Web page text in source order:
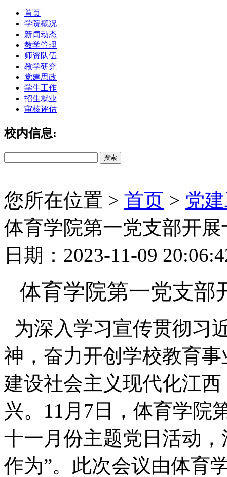
首页
学院概况
新闻动态
教学管理
师资队伍
教学研究
党建思政
学生工作
招生就业
审核评估
校内信息:
您所在位置 > 首页 > 党
体育学院第一党支部开
日期：2023-11-09
体育学院第一党支部
为深入学习宣传贯彻习
神，奋力开创学校教育
建设社会主义现代化江
兴。11月7日，体育学院
十一月份主题党日活动
作为”。此次会议由体育